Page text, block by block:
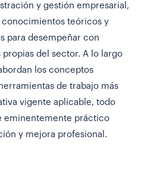
y gestión empresarial,
teóricos y
para desempeñar con
del sector. A lo largo
los conceptos
de trabajo más
vigente aplicable, todo
eminentemente práctico
y mejora profesional.